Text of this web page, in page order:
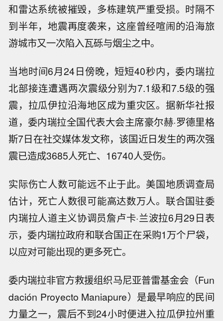
和雷达系统被摧毁，多栋建筑严重受损。时隔不
到半年，地震再度袭来，这座曾经喧闹的沿海旅
游城市又一次陷入瓦砾与烟尘之中。
当地时间6月24日傍晚，短短40秒内，委内瑞拉
北部接连遭遇两次震级分别为7.1级和7.5级的强
震，拉瓜伊拉沿海地区成为重灾区。据新华社报
道，委内瑞拉全国代表大会主席豪尔赫·罗德里格
斯7日在社交媒体发文称，该国近日发生的两次强
震已造成3685人死亡、16740人受伤。
实际伤亡人数可能远不止于此。美国地质调查局
估计，死亡人数很可能高达数万人。联合国驻委
内瑞拉人道主义协调员詹卢卡·兰波拉6月29日表
示，委内瑞拉政府和联合国正在采购1万个尸袋，
以应对可能出现的更多死亡。
委内瑞拉非官方救援组织马尼亚普雷基金会（Fun
dación Proyecto Maniapure）是最早响应的民间
力量之一，震后不到24小时便进入拉瓜伊拉州重